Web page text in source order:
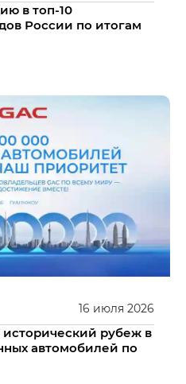
в топ-10
России по итогам
16 июля 2026
исторический рубеж в
автомобилей по